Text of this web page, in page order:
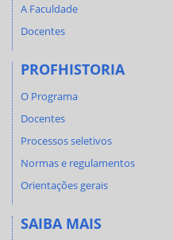
A Faculdade
Docentes
PROFHISTORIA
O Programa
Docentes
Processos seletivos
Normas e regulamentos
Orientações gerais
SAIBA MAIS